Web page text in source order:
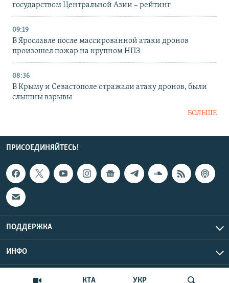
КТА УКР
государством Центральной Азии – рейтинг
09:19
В Ярославле после массированной атаки дронов
произошел пожар на крупном НПЗ
08:36
В Крыму и Севастополе отражали атаку дронов, были
слышны взрывы
БОЛЬШЕ
ПРИСОЕДИНЯЙТЕСЬ!
ПОДДЕРЖКА
ИНФО
Copyright Крым.Реалии, 2026 | Все права защищены.
UTC+3